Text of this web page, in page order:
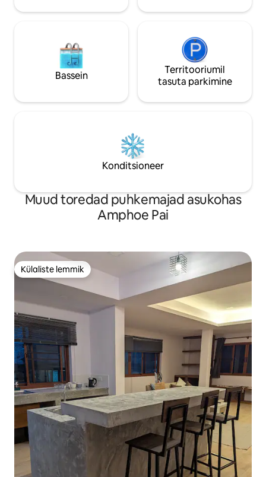
Bassein
Territooriumil
tasuta parkimine
Konditsioneer
Muud toredad puhkemajad asukohas
Amphoe Pai
Külaliste lemmik
Külaliste lemmik